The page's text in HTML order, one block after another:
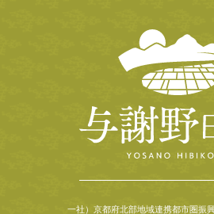
一社）京都府北部地域連携都市圏振